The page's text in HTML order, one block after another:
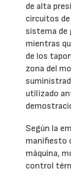
de alta
circuitos
sistema de
mientras
de los
zona del
utilizado
Según la
manifiesto
máquina,
control